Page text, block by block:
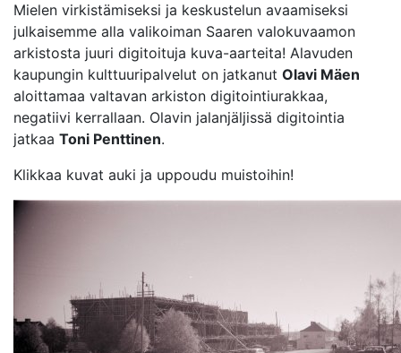
Mielen virkistämiseksi ja keskustelun avaamiseksi
julkaisemme alla valikoiman Saaren valokuvaamon
arkistosta juuri digitoituja kuva-aarteita! Alavuden
kaupungin kulttuuripalvelut on jatkanut Olavi Mäen
aloittamaa valtavan arkiston digitointiurakkaa,
negatiivi kerrallaan. Olavin jalanjäljissä digitointia
jatkaa Toni Penttinen.
Klikkaa kuvat auki ja uppoudu muistoihin!